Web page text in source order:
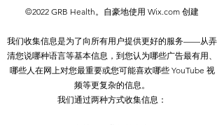
©2022 GRB Health。自豪地使用 Wix.com 创建
我们收集信息是为了向所有用户提供更好的服务——从弄
清您说哪种语言等基本信息，到您认为哪些广告最有用、
哪些人在网上对您最重要或您可能喜欢哪些 YouTube 视
频等更复杂的信息。
我们通过两种方式收集信息：